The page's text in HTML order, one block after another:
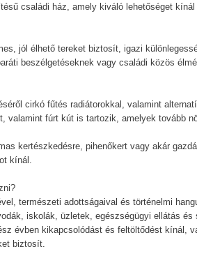
családi ház, amely kiváló lehetőséget
jól élhető tereket biztosít, igazi
beszélgetéseknek vagy családi közös
cirkó fűtés radiátorokkal, valamint
valamint fúrt kút is tartozik, amelyek tovább
kertészkedésre, pihenőkert vagy akár
kínál.
természeti adottságaival és történelmi
iskolák, üzletek, egészségügyi ellátás
évben kikapcsolódást és feltöltődést kínál,
biztosít.